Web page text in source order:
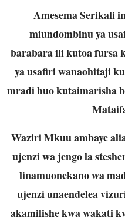
Amesema Serikali
miundombinu ya
barabara ili kutoa fursa
ya usafiri wanaohitaji
mradi huo kutaimarisha
Waziri Mkuu ambaye
ujenzi wa jengo la
linamuonekano wa
ujenzi unaendelea
akamilishe kwa wakati